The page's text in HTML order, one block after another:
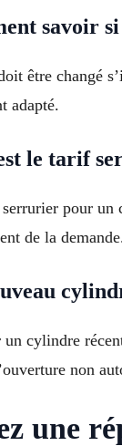
savoir
être changé
adapté.
le tarif
pour un
de la
cylindre
non
une